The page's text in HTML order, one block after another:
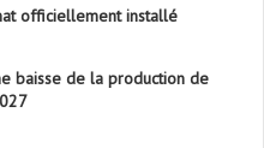
officiellement installé
baisse de la production de